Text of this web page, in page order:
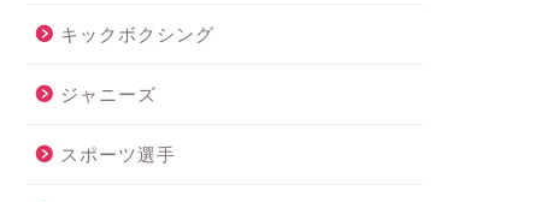
キックボクシング
ジャニーズ
スポーツ選手